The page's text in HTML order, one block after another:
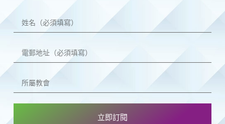
立即訂閱